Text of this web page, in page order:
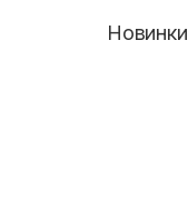
Новинки